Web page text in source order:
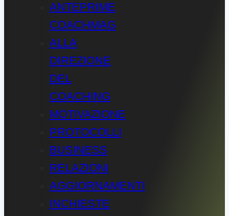
ANTEPRIME
COACHMAG
ALLA
DIREZIONE
DEL
COACHING
MOTIVAZIONE
PROTOCOLLI
BUSINESS
RELAZIONI
AGGIORNAMENTI
INCHIESTE